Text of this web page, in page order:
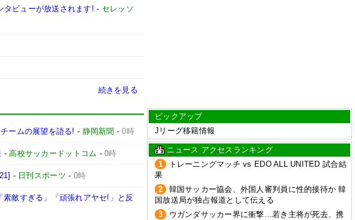
タビューが放送されます! - セレッソ
続きを見る
ームの展望を語る! - 静岡新聞 -0時
-高校サッカードットコム -0時
- 日刊スポーツ - 0時
敵すぎる」「頑張れアヤセ!」と反
ピックアップ
Jリーグ移籍情報
ニュース アクセスランキング
1
トレーニングマッチ vs EDO ALL UNITED 試合結
果
2
韓国サッカー協会、外国人審判員に性的接待か 韓
国放送局が独占報道として伝える
3
ウガンダサッカー界に衝撃…若き主将が死去、携